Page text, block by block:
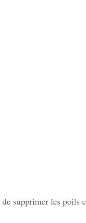
supprimer les poils